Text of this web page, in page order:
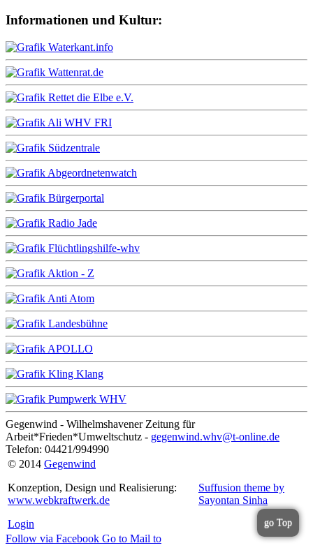
Informationen und Kultur:
Gegenwind - Wilhelmshavener Zeitung für
Arbeit*Frieden*Umweltschutz - gegenwind.whv@t-online.de
Telefon: 04421/994990
© 2014 Gegenwind
Konzeption, Design und Realisierung:
www.webkraftwerk.de
Login
Suffusion theme by
Sayontan Sinha
Follow via Facebook Go to Mail to
go Top